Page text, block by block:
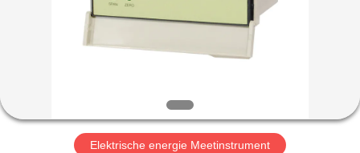
VIDEOS
VR-
SHOW
Elektrische energie Meetinstrument